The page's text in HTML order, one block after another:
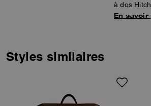
à dos
au bureau,
poches
ainsi que
En savoir
Styles similaires